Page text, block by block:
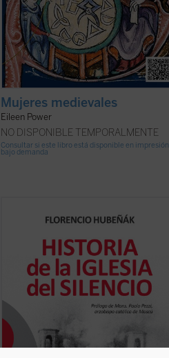
Mujeres medievales
Eileen Power
NO DISPONIBLE TEMPORALMENTE
Consultar si este libro está disponible en impresión
bajo demanda
En la última década de siglo pasado se
revisionismo histórico en el análisis de la
historia de los países comunistas. Esta
tarea se vio motivada y favorecida por la
desintegración de la URSS y el acceso a
los ... (ver ficha)